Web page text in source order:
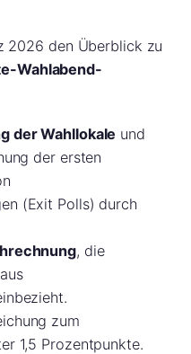
2026 den Überblick zu
Wahlabend-
der Wahllokale und
der ersten
(Exit Polls) durch
, die
zum
1,5 Prozentpunkte.